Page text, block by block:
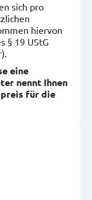
sich pro
hiervon
§ 19 UStG
eine
nennt Ihnen
für die